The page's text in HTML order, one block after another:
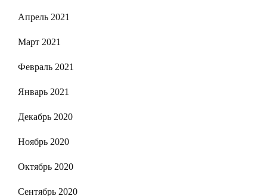
Апрель 2021
Март 2021
Февраль 2021
Январь 2021
Декабрь 2020
Ноябрь 2020
Октябрь 2020
Сентябрь 2020